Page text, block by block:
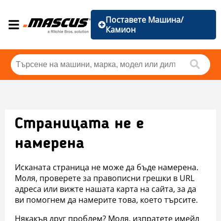
Поставете Машина/
Камион
Страницата не е
намерена
Исканата страница не може да бъде намерена.
Моля, проверете за правописни грешки в URL
адреса или вижте нашата карта на сайта, за да
ви помогнем да намерите това, което търсите.
Някакъв друг проблем? Моля, изпратете имейл